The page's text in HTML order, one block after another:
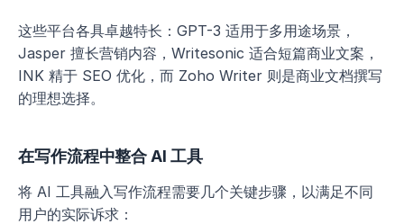
这些平台各具卓越特长：GPT-3 适用于多用途场景，
Jasper 擅长营销内容，Writesonic 适合短篇商业文案，
INK 精于 SEO 优化，而 Zoho Writer 则是商业文档撰写
的理想选择。
在写作流程中整合 AI 工具
将 AI 工具融入写作流程需要几个关键步骤，以满足不同
用户的实际诉求：